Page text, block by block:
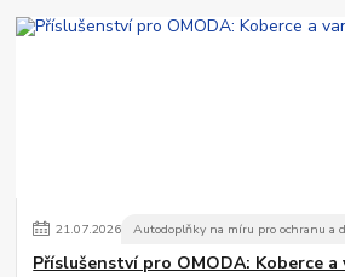
21.07.2026 Autodoplňky na míru pro ochranu a
Příslušenství pro OMODA: Koberce